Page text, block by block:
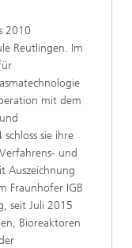
2010
Reutlingen. Im
mit dem
sie ihre
und
Auszeichnung
Fraunhofer IGB
seit Juli 2015
Bioreaktoren